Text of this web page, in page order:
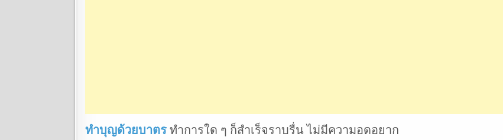
ทำบุญด้วยบาตร ทำการใด ๆ ก็สำเร็จราบรื่น ไม่มีความอดอยาก